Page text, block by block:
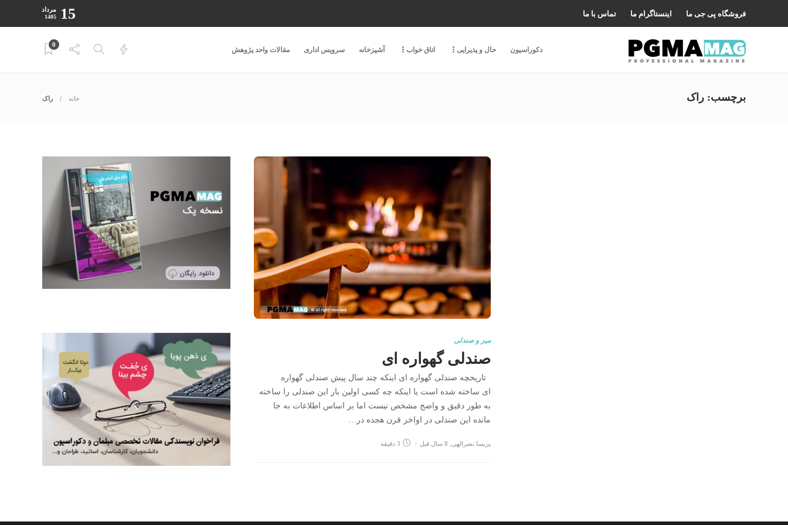
فروشگاه پی جی ما اینستاگرام ما تماس با ما 15 مرداد
1405
دکوراسیون حال و پذیرایی اتاق خواب آشپزخانه سرویس اداری مقالات واحد پژوهش
0
برچسب: راک خانه راک
میز و صندلی
صندلی گهواره ای
تاریخچه صندلی گهواره ای اینکه چند سال پیش صندلی گهواره
ای ساخته شده است یا اینکه چه کسی اولین بار این صندلی را ساخته
به طور دقیق و واضح مشخص نیست اما بر اساس اطلاعات به جا
مانده این صندلی در اواخر قرن هجده در…
پریسا نصرالهی 8 سال قبل 3 دقیقه